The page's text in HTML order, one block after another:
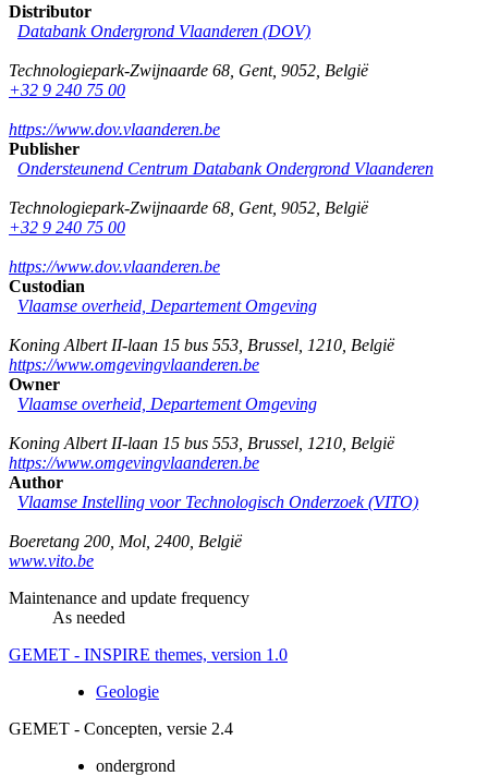
Distributor
Databank Ondergrond Vlaanderen (DOV)
Technologiepark-Zwijnaarde 68 Gent, 9052 België
+32 9 240 75 00
https://www.dov.vlaanderen.be
Publisher
Ondersteunend Centrum Databank Ondergrond Vlaanderen
Technologiepark-Zwijnaarde 68 Gent, 9052 België
+32 9 240 75 00
https://www.dov.vlaanderen.be
Custodian
Vlaamse overheid, Departement Omgeving
Koning Albert II-laan 15 bus 553 Brussel 1210 België
https://www.omgevingvlaanderen.be
Owner
Vlaamse overheid, Departement Omgeving
Koning Albert II-laan 15 bus 553 Brussel 1210 België
https://www.omgevingvlaanderen.be
Author
Vlaamse Instelling voor Technologisch Onderzoek (VITO)
Boeretang 200 Mol 2400 België
www.vito.be
Maintenance and update frequency
As needed
GEMET - INSPIRE themes, version 1.0
Geologie
GEMET - Concepten, versie 2.4
ondergrond